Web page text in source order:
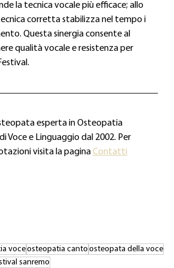
la tecnica vocale più efficace; allo
corretta stabilizza nel tempo i
Questa sinergia consente al
qualità vocale e resistenza per
esperta in Osteopatia
Voce e Linguaggio dal 2002. Per
visita la pagina Contatti
voceosteopatia canto osteopata della voce
sanremo